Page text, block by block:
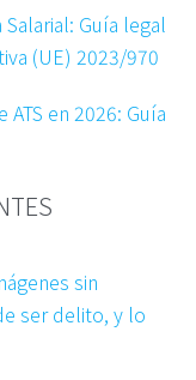
Guía legal
(UE) 2023/970
en 2026: Guía
sin
ser delito, y lo